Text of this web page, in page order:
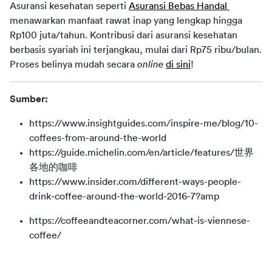
Asuransi kesehatan seperti
menawarkan manfaat rawat inap yang lengkap hingga
Rp100 juta/tahun. Kontribusi dari asuransi kesehatan
berbasis syariah ini terjangkau, mulai dari Rp75 ribu/bulan.
Proses belinya mudah secara online di sini!
Sumber:
https://www.insightguides.com/inspire-me/blog/10-
coffees-from-around-the-world
https://guide.michelin.com/en/article/features/世界
各地的咖啡
https://www.insider.com/different-ways-people-
drink-coffee-around-the-world-2016-7?amp
https://coffeeandteacorner.com/what-is-viennese-
coffee/